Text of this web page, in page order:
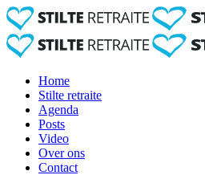
Home
Stilte retraite
Agenda
Posts
Video
Over ons
Contact